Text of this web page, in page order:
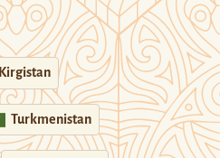
Kirgistan
Turkmenistan